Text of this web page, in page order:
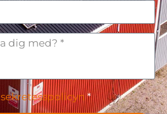
sekretesspolicyn*